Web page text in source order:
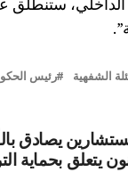
الشفهية رئيس
يصادق
يتعلق بحماية